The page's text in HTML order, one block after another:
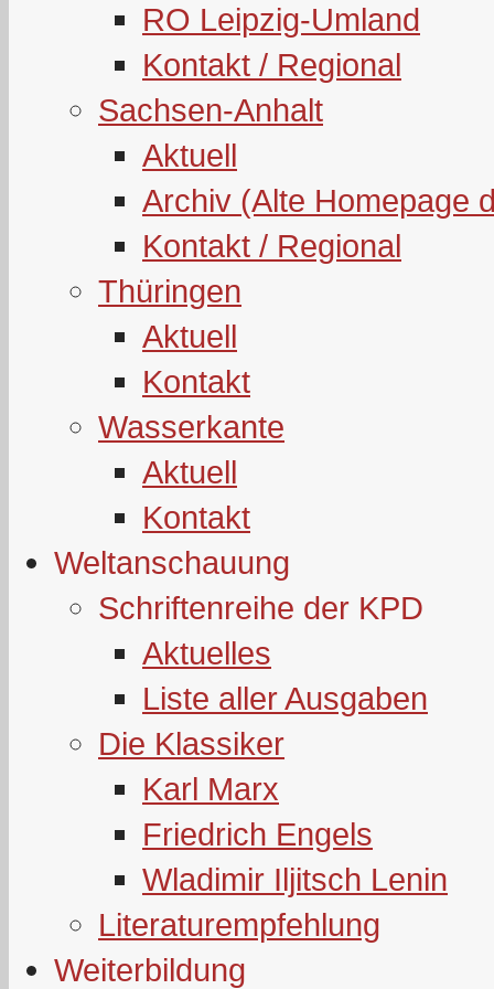
RO Leipzig-Umland
Kontakt / Regional
Sachsen-Anhalt
Aktuell
Archiv (Alte Homepage
Kontakt / Regional
Thüringen
Aktuell
Kontakt
Wasserkante
Aktuell
Kontakt
Weltanschauung
Schriftenreihe der KPD
Aktuelles
Liste aller Ausgaben
Die Klassiker
Karl Marx
Friedrich Engels
Wladimir Iljitsch Lenin
Literaturempfehlung
Weiterbildung